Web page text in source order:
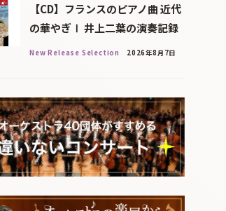
【CD】フランスのピアノ曲 近代
の華やぎⅠ 井上二葉の演奏記録
New Release Selection 2026年8月7日